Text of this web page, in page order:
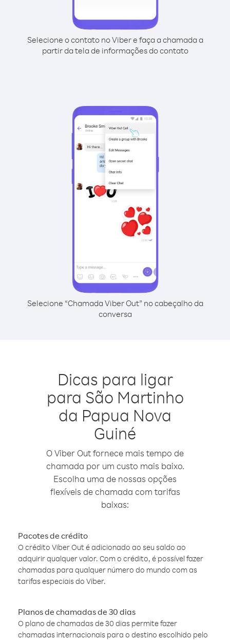
Selecione o contato no Viber e faça a chamada a
partir da tela de informações do contato
Selecione “Chamada Viber Out” no cabeçalho da
conversa
Dicas para ligar
para São Martinho
da Papua Nova
Guiné
O Viber Out fornece mais tempo de
chamada por um custo mais baixo.
Escolha uma de nossas opções
flexíveis de chamada com tarifas
baixas:
Pacotes de crédito
O crédito Viber Out é adicionado ao seu saldo ao
adquirir qualquer valor. Com o crédito, é possível fazer
chamadas para qualquer número do mundo com as
tarifas especiais do Viber.
Planos de chamadas de 30 dias
O plano de chamadas de 30 dias permite fazer
chamadas internacionais para o destino escolhido pelo